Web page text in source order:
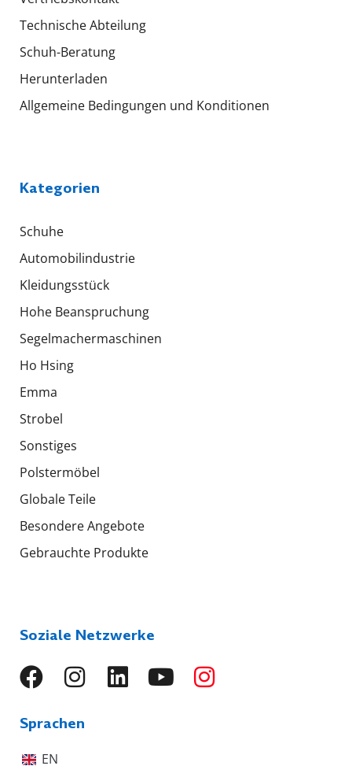
Technische Abteilung
Schuh-Beratung
Herunterladen
Allgemeine Bedingungen und Konditionen
Kategorien
Schuhe
Automobilindustrie
Kleidungsstück
Hohe Beanspruchung
Segelmachermaschinen
Ho Hsing
Emma
Strobel
Sonstiges
Polstermöbel
Globale Teile
Besondere Angebote
Gebrauchte Produkte
Soziale Netzwerke
Sprachen
EN